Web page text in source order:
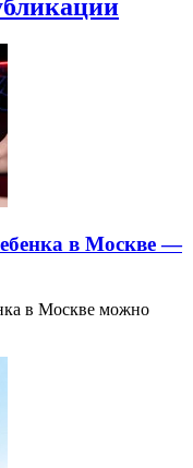
в Москве —
в Москве можно